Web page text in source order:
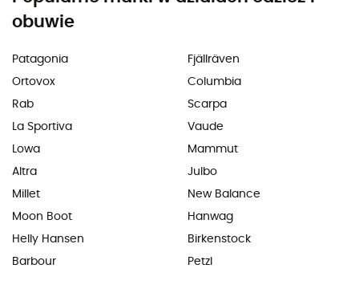
obuwie
Patagonia
Ortovox
Rab
La Sportiva
Lowa
Altra
Millet
Moon Boot
Helly Hansen
Barbour
Fjällräven
Columbia
Scarpa
Vaude
Mammut
Julbo
New Balance
Hanwag
Birkenstock
Petzl